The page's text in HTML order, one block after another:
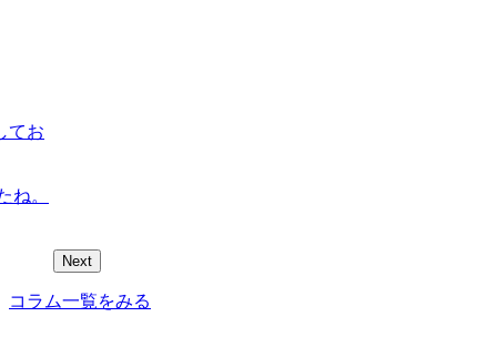
てお
ね。
Next
コラム一覧をみる